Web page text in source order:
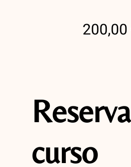
200,00
Reserva
curso